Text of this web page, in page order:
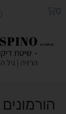
0
הורמונים